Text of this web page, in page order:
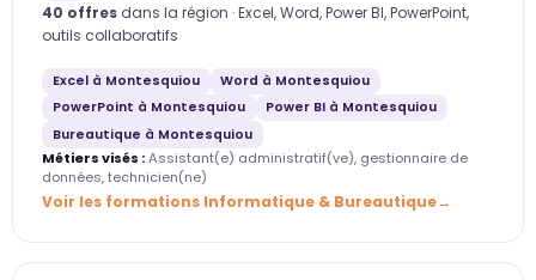
40 offres dans la région · Excel, Word, Power BI, PowerPoint,
outils collaboratifs
Excel à Montesquiou
Word à Montesquiou
PowerPoint à Montesquiou
Power BI à Montesquiou
Bureautique à Montesquiou
Métiers visés :Assistant(e) administratif(ve), gestionnaire de
données, technicien(ne)
Voir les formations Informatique & Bureautique